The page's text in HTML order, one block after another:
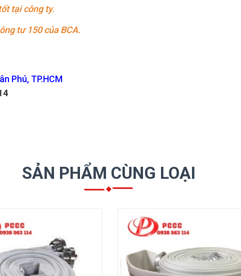
tại công ty.
tư 150 của BCA.
Phú, TP.HCM
SẢN PHẨM CÙNG LOẠI